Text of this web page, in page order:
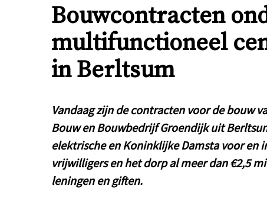
Bouwcontracten
multifunctioneel
in Berltsum
Vandaag zijn de contracten voor de bouw
Bouw en Bouwbedrijf Groendijk uit
elektrische en Koninklijke Damsta voor en
vrijwilligers en het dorp al meer dan €2,5
leningen en giften.